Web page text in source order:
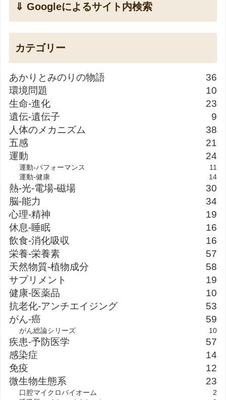
⇓ Googleによるサイト内検索
カテゴリー
あかりとみのりの物語
36
環境問題
10
生命-進化
23
遺伝-遺伝子
9
人体のメカニズム
38
五感
21
運動
24
運動-パフォーマンス
11
運動-健康
14
熱-光-電場-磁場
30
脳-能力
34
心理-精神
19
休息-睡眠
16
飲食-消化吸収
16
栄養-栄養素
57
天然物質-植物成分
58
サプリメント
19
健康-医薬品
10
抗老化-アンチエイジング
53
がん-癌
59
がん総論シリーズ 10
疾患-予防医学
57
感染症
14
免疫
12
微生物生態系
23
口腔マイクロバイオーム
2